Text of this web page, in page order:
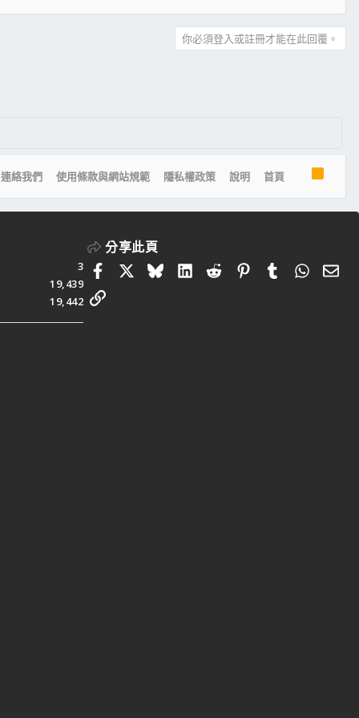
你必須登入或註冊才能在此回覆。
連絡我們 使用條款與網站規範 隱私權政策 說明 首頁
3
19,439
19,442
分享此頁
FacebookBlueskyLinkedIn
RedditPinterestTumblr 電
連結